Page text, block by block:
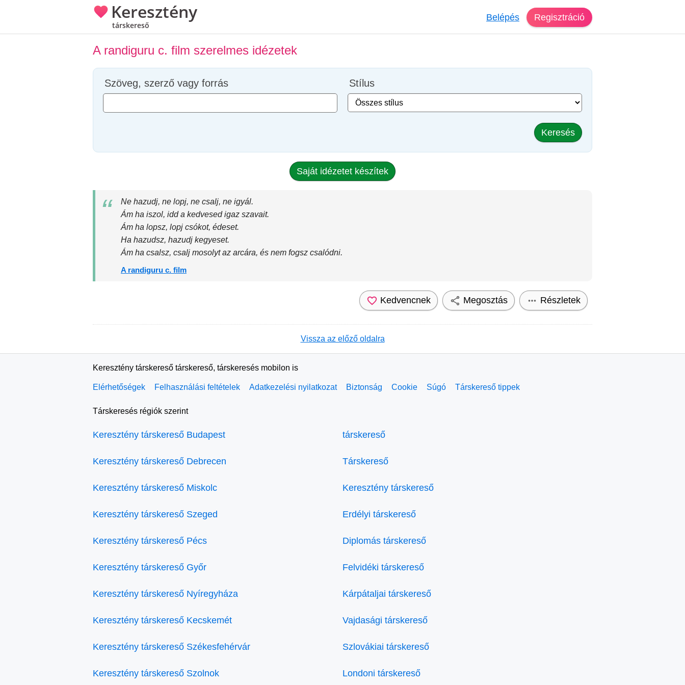
Keresztény
társkereső
Belépés Regisztráció
A randiguru c. film szerelmes idézetek
Szöveg, szerző vagy forrás Stílus
Keresés
Saját idézetet készítek
Ne hazudj, ne lopj, ne csalj, ne igyál.
Ám ha iszol, idd a kedvesed igaz szavait.
Ám ha lopsz, lopj csókot, édeset.
Ha hazudsz, hazudj kegyeset.
Ám ha csalsz, csalj mosolyt az arcára, és nem fogsz csalódni.
A randiguru c. film
Kedvencnek Megosztás Részletek
Vissza az előző oldalra
Keresztény társkereső társkereső, társkeresés mobilon is
Elérhetőségek Felhasználási feltételek Adatkezelési nyilatkozat Biztonság Cookie Súgó Társkereső tippek
Társkeresés régiók szerint
Keresztény társkereső Budapest
Keresztény társkereső Debrecen
Keresztény társkereső Miskolc
Keresztény társkereső Szeged
Keresztény társkereső Pécs
Keresztény társkereső Győr
Keresztény társkereső Nyíregyháza
Keresztény társkereső Kecskemét
Keresztény társkereső Székesfehérvár
Keresztény társkereső Szolnok
társkereső
Társkereső
Keresztény társkereső
Erdélyi társkereső
Diplomás társkereső
Felvidéki társkereső
Kárpátaljai társkereső
Vajdasági társkereső
Szlovákiai társkereső
Londoni társkereső